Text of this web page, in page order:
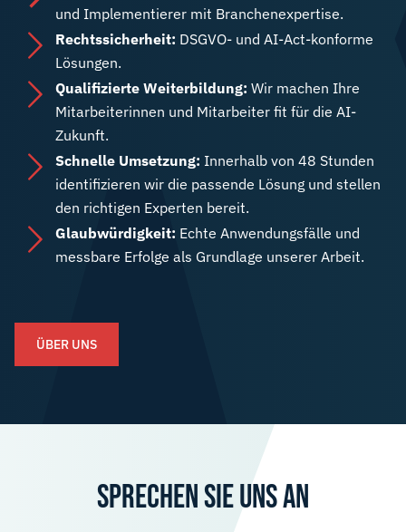
und Implementierer mit Branchenexpertise.
Rechtssicherheit: DSGVO- und AI-Act-konforme
Lösungen.
Qualifizierte Weiterbildung: Wir machen Ihre
Mitarbeiterinnen und Mitarbeiter fit für die AI-
Zukunft.
Schnelle Umsetzung: Innerhalb von 48 Stunden
identifizieren wir die passende Lösung und stellen
den richtigen Experten bereit.
Glaubwürdigkeit: Echte Anwendungsfälle und
messbare Erfolge als Grundlage unserer Arbeit.
ÜBER UNS
SPRECHEN SIE UNS AN